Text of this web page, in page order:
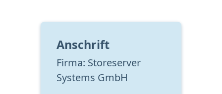
Anschrift
Firma: Storeserver
Systems GmbH